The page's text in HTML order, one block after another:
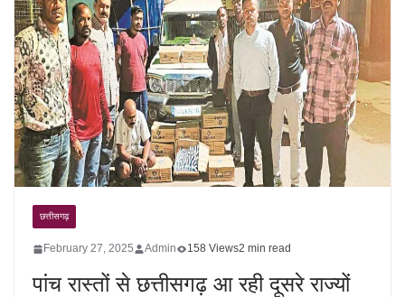
छत्तीसगढ़
February 27, 2025 Admin 158 Views2 min read
पांच रास्तों से छत्तीसगढ़ आ रही दूसरे राज्यों